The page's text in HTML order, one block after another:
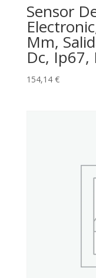
Sensor
Mm,
Dc, Ip67,
154,14 €